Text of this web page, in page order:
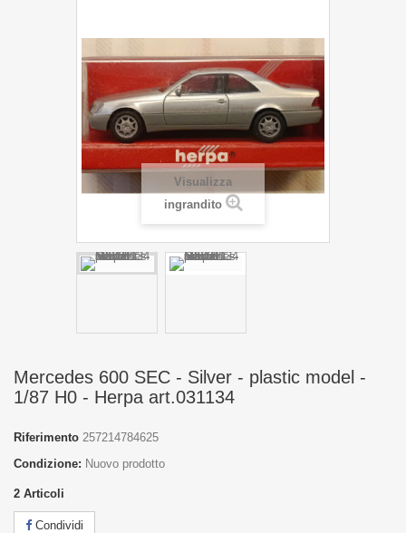
Visualizza
ingrandito
Mercedes 600 SEC - Silver - plastic model -
1/87 H0 - Herpa art.031134
Riferimento 257214784625
Condizione: Nuovo prodotto
2 Articoli
Condividi